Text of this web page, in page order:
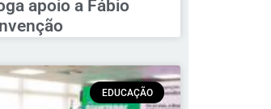
apoio a Fábio
EDUCAÇÃO